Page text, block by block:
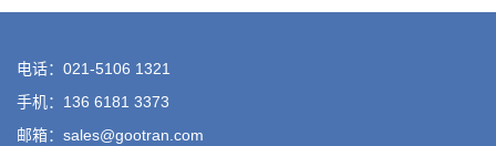
电话：021-5106 1321
手机：136 6181 3373
邮箱：sales@gootran.com